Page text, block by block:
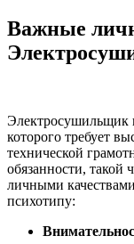
Важные
Электросушильщик
которого требует
технической
обязанности, такой
личными
психотипу: